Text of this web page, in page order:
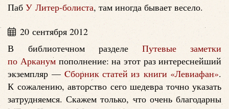
Паб У Литер-болиста, там иногда бывает весело.
20 сентября 2012
В библиотечном разделе Путевые заметки
по Арканум пополнение: на этот раз интереснейший
экземпляр — Cборник статей из книги «Левиафан».
К сожалению, авторство сего шедевра точно указать
затрудняемся. Скажем только, что очень благодарны